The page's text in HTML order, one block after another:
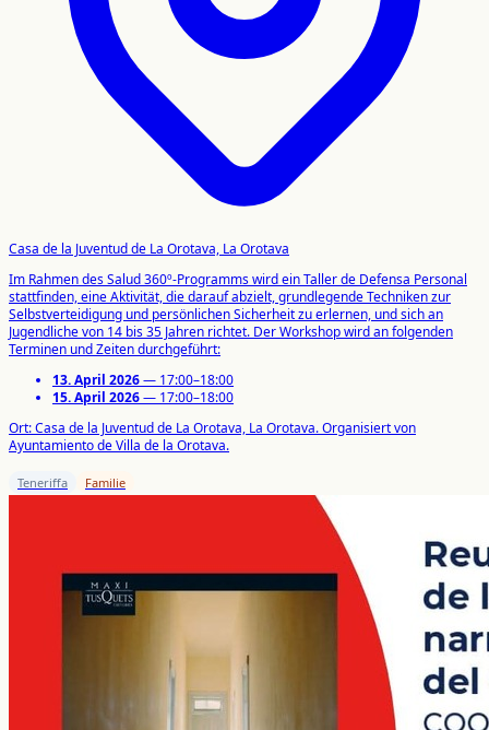
Casa de la Juventud de La Orotava, La Orotava
Im Rahmen des Salud 360º-Programms wird ein Taller de Defensa Personal
stattfinden, eine Aktivität, die darauf abzielt, grundlegende Techniken zur
Selbstverteidigung und persönlichen Sicherheit zu erlernen, und sich an
Jugendliche von 14 bis 35 Jahren richtet. Der Workshop wird an folgenden
Terminen und Zeiten durchgeführt:
13. April 2026— 17:00–18:00
15. April 2026— 17:00–18:00
Ort: Casa de la Juventud de La Orotava, La Orotava. Organisiert von
Ayuntamiento de Villa de la Orotava.
Teneriffa Familie